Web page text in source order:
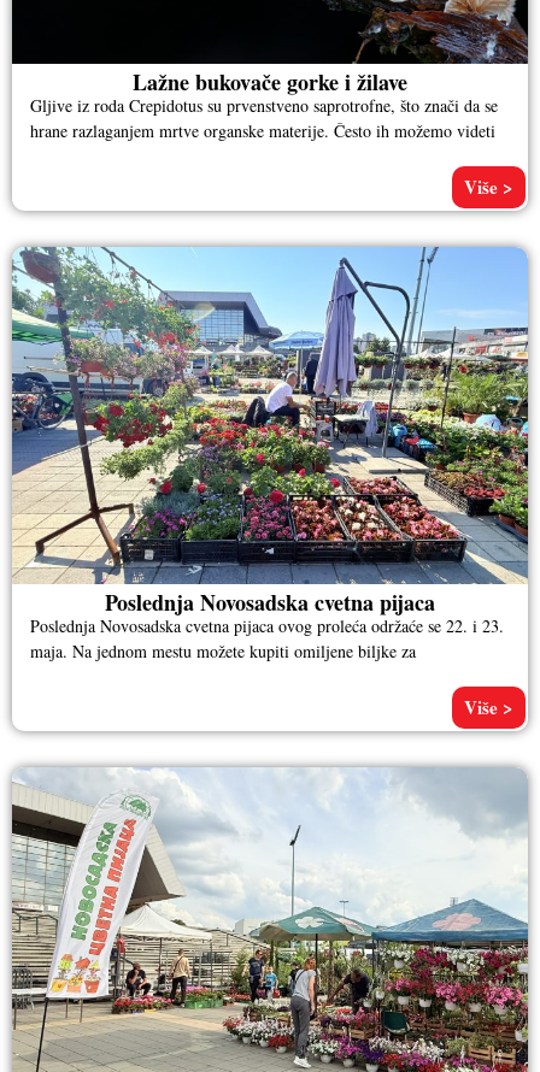
Lažne bukovače gorke i žilave
Gljive iz roda Crepidotus su prvenstveno saprotrofne, što znači da se
hrane razlaganjem mrtve organske materije. Često ih možemo videti
Više >
Poslednja Novosadska cvetna pijaca
Poslednja Novosadska cvetna pijaca ovog proleća održaće se 22. i 23.
maja. Na jednom mestu možete kupiti omiljene biljke za
Više >